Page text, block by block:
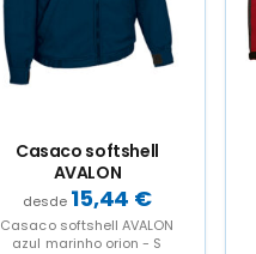
Casaco softshell
AVALON
15,44 €
Casaco softshell AVALON
azul marinho orion - S